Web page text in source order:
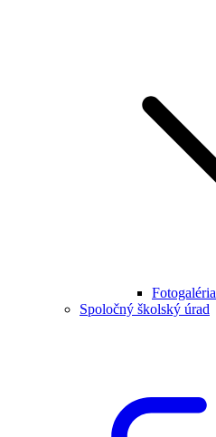
Fotogaléria
Spoločný školský úrad